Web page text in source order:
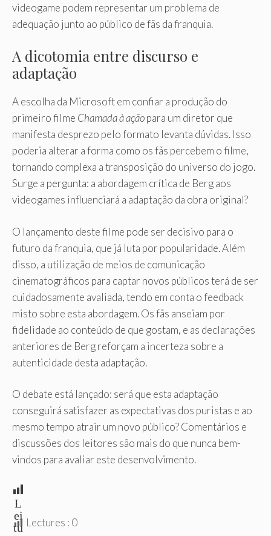
videogame podem representar um problema de
adequação junto ao público de fãs da franquia.
A dicotomia entre discurso e
adaptação
A escolha da Microsoft em confiar a produção do
primeiro filme Chamada à açãopara um diretor que
manifesta desprezo pelo formato levanta dúvidas. Isso
poderia alterar a forma como os fãs percebem o filme,
tornando complexa a transposição do universo do jogo.
Surge a pergunta: a abordagem crítica de Berg aos
videogames influenciará a adaptação da obra original?
O lançamento deste filme pode ser decisivo para o
futuro da franquia, que já luta por popularidade. Além
disso, a utilização de meios de comunicação
cinematográficos para captar novos públicos terá de ser
cuidadosamente avaliada, tendo em conta o feedback
misto sobre esta abordagem. Os fãs anseiam por
fidelidade ao conteúdo de que gostam, e as declarações
anteriores de Berg reforçam a incerteza sobre a
autenticidade desta adaptação.
O debate está lançado: será que esta adaptação
conseguirá satisfazer as expectativas dos puristas e ao
mesmo tempo atrair um novo público? Comentários e
discussões dos leitores são mais do que nunca bem-
vindos para avaliar este desenvolvimento.
L
ei
tu Lectures : 0